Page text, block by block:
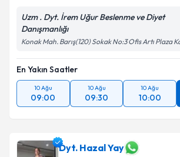
Uzm . Dyt. İrem Uğur Beslenme ve Diyet
Danışmanlığı
Konak Mah. Barış(120) Sokak No:3 Ofis Artı Plaza
En Yakın Saatler
10 Ağu
09:00
10 Ağu
09:30
10 Ağu
10:00
Dyt. Hazal Yay